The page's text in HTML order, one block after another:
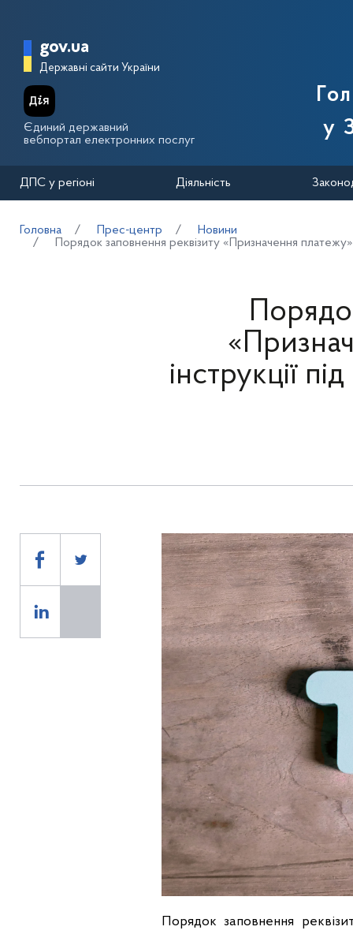
Головна сторінка Державної
gov.ua
Державні сайти України
Єдиний державний
вебпортал електронних послуг
у
ДПС у регіоні Діяльність
Головна Прес-центр
Новини
Порядок заповнення реквізиту «Призначення платежу»
інструкції
Порядок заповнення